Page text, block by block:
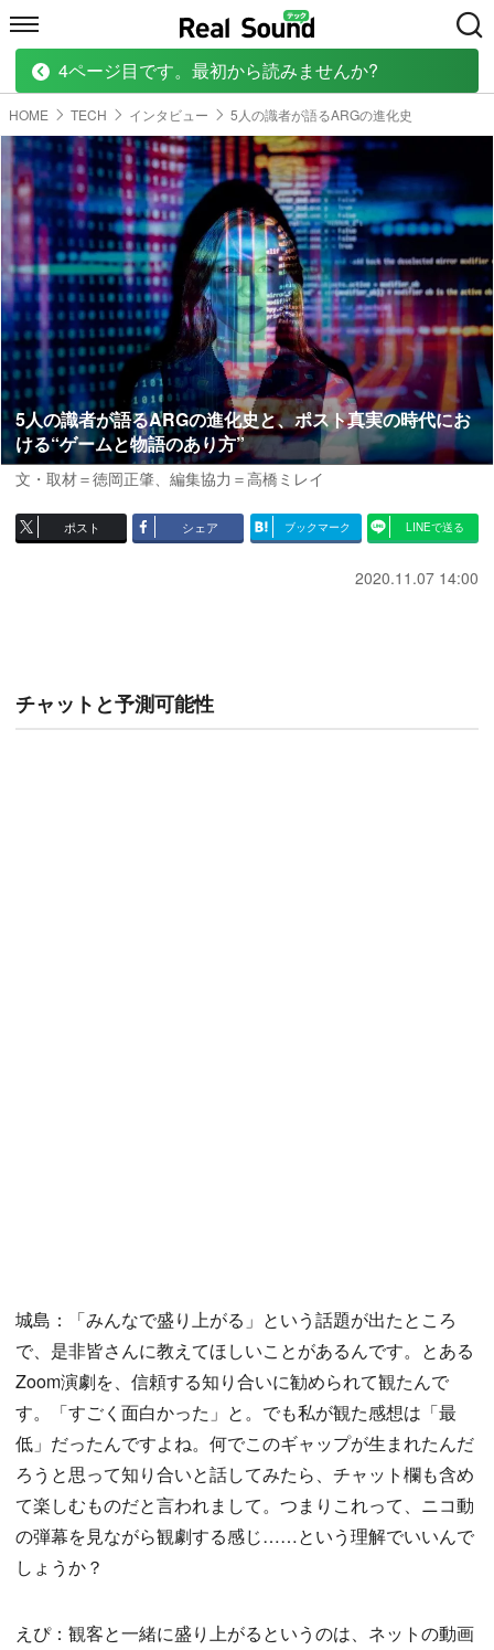
HOME MUSIC MOVIE TECH
HOME TECH インタビュー 5人の識者が語るARGの進化史
5人の識者が語るARGの進化史と、ポスト真実の時代にお
ける“ゲームと物語のあり方”
文・取材＝徳岡正肇、編集協力＝高橋ミレイ
ポスト シェア ブックマーク LINEで送る
2020.11.07 14:00
チャットと予測可能性
城島：「みんなで盛り上がる」という話題が出たところ
で、是非皆さんに教えてほしいことがあるんです。とある
Zoom演劇を、信頼する知り合いに勧められて観たんで
す。「すごく面白かった」と。でも私が観た感想は「最
低」だったんですよね。何でこのギャップが生まれたんだ
ろうと思って知り合いと話してみたら、チャット欄も含め
て楽しむものだと言われまして。つまりこれって、ニコ動
の弾幕を見ながら観劇する感じ……という理解でいいんで
しょうか？
えぴ：観客と一緒に盛り上がるというのは、ネットの動画
4ページ目です。最初から読みませんか?